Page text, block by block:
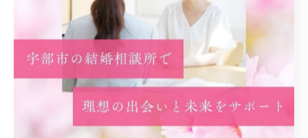
地元密着型
カウンセリング アットホーム 雰囲気
安心材料 共感 婚活女性 ライフ
スタイル 多様化 家庭 公務員